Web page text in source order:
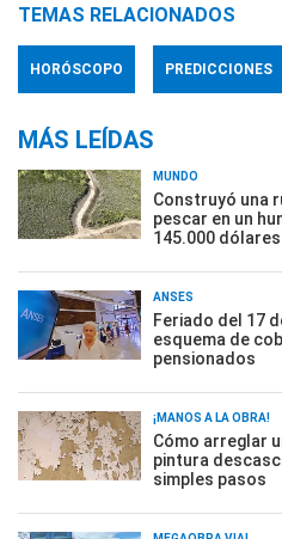
TEMAS RELACIONADOS
HORÓSCOPO PREDICCIONES
MÁS LEÍDAS
MUNDO
Construyó una
pescar en un
145.000 dólares
ANSES
Feriado del 17
esquema de
pensionados
¡MANOS A LA OBRA!
Cómo arreglar
pintura
simples pasos